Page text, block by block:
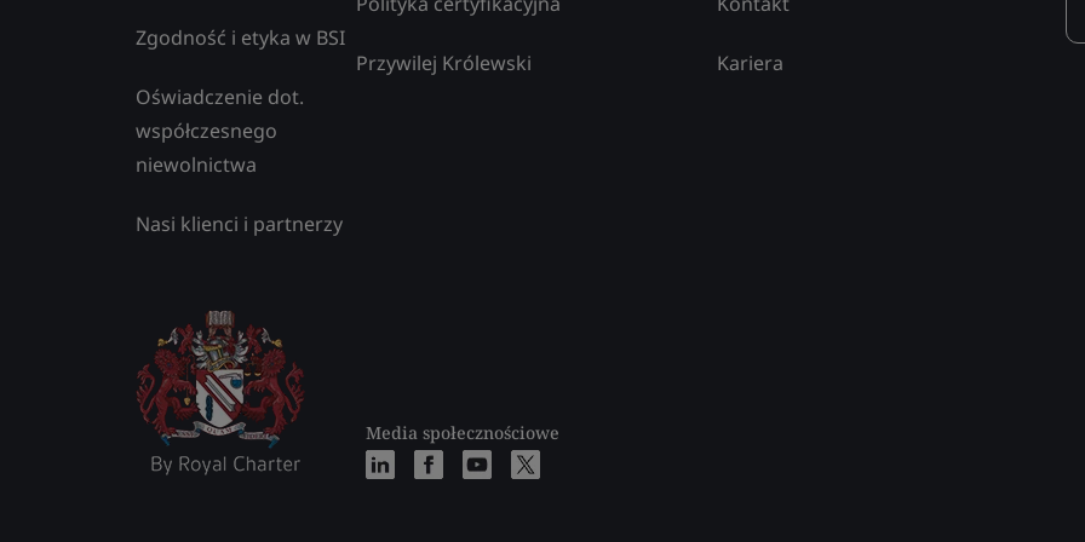
Zgodność i etyka w BSI
Oświadczenie dot.
współczesnego
niewolnictwa
Nasi klienci i partnerzy
Przywilej Królewski
Media społecznościowe
Kariera